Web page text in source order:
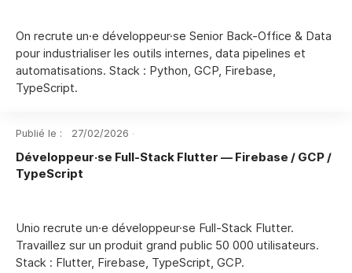
On recrute un·e développeur·se Senior Back-Office & Data
pour industrialiser les outils internes, data pipelines et
automatisations. Stack : Python, GCP, Firebase,
TypeScript.
Publié le : 27/02/2026 ·
Développeur·se Full-Stack Flutter — Firebase / GCP /
TypeScript
Unio recrute un·e développeur·se Full-Stack Flutter.
Travaillez sur un produit grand public 50 000 utilisateurs.
Stack : Flutter, Firebase, TypeScript, GCP.